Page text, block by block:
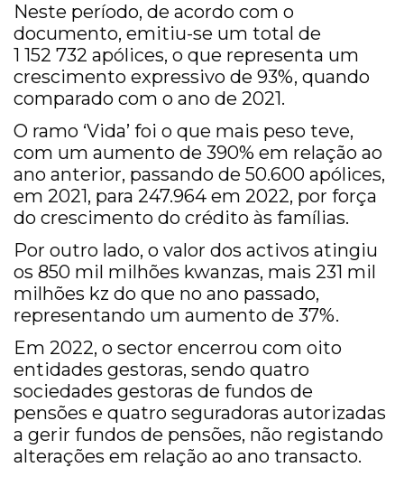
Neste período, de acordo com o
documento, emitiu-se um total de
1 152 732 apólices, o que representa um
crescimento expressivo de 93%, quando
comparado com o ano de 2021.
O ramo ‘Vida’ foi o que mais peso teve,
com um aumento de 390% em relação ao
ano anterior, passando de 50.600 apólices,
em 2021, para 247.964 em 2022, por força
do crescimento do crédito às famílias.
Por outro lado, o valor dos activos atingiu
os 850 mil milhões kwanzas, mais 231 mil
milhões kz do que no ano passado,
representando um aumento de 37%.
Em 2022, o sector encerrou com oito
entidades gestoras, sendo quatro
sociedades gestoras de fundos de
pensões e quatro seguradoras autorizadas
a gerir fundos de pensões, não registando
alterações em relação ao ano transacto.